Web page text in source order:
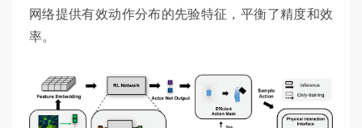
网络提供有效动作分布的先验特征，平衡了精度和效
率。